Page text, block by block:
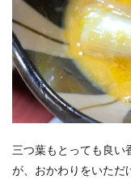
三つ葉もとっても良い
が、おかわりをいただ